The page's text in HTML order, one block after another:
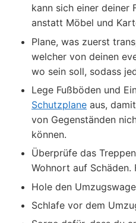
kann sich einer deiner
anstatt Möbel und
Plane, was zuerst
welcher von deinen
wo sein soll, sodass
Lege Fußböden und
Schutzplane aus,
von Gegenständen
können.
Überprüfe das
Wohnort auf Schäden.
Hole den
Schlafe vor dem